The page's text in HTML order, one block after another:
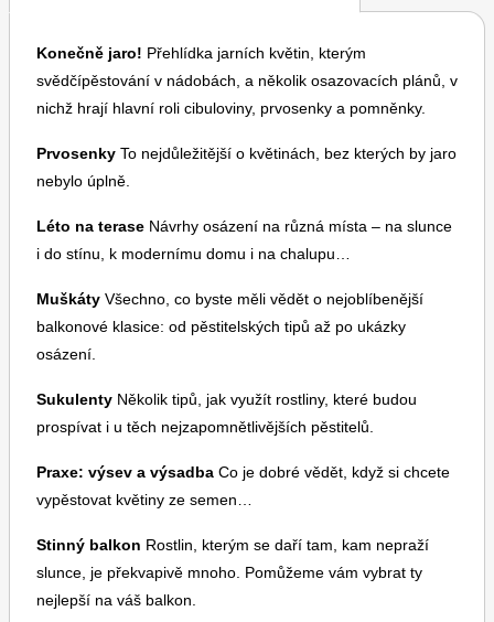
Toprecepty.cz
Konečně jaro! Přehlídka jarních květin, kterým
svědčípěstování v nádobách, a několik osazovacích plánů, v
nichž hrají hlavní roli cibuloviny, prvosenky a pomněnky.
Prvosenky To nejdůležitější o květinách, bez kterých by jaro
nebylo úplně.
Léto na terase Návrhy osázení na různá místa – na slunce
i do stínu, k modernímu domu i na chalupu…
Muškáty Všechno, co byste měli vědět o nejoblíbenější
balkonové klasice: od pěstitelských tipů až po ukázky
osázení.
Sukulenty Několik tipů, jak využít rostliny, které budou
prospívat i u těch nejzapomnětlivějších pěstitelů.
Praxe: výsev a výsadba Co je dobré vědět, když si chcete
vypěstovat květiny ze semen…
Stinný balkon Rostlin, kterým se daří tam, kam nepraží
slunce, je překvapivě mnoho. Pomůžeme vám vybrat ty
nejlepší na váš balkon.